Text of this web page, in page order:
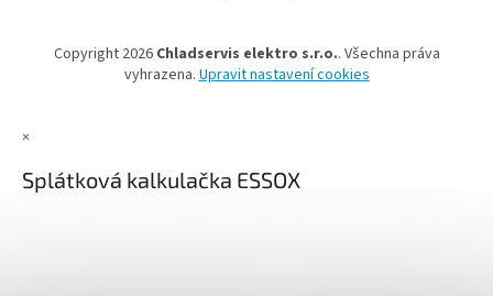
Copyright 2026 Chladservis elektro s.r.o.. Všechna práva
vyhrazena.Upravit nastavení cookies
×
Splátková kalkulačka ESSOX